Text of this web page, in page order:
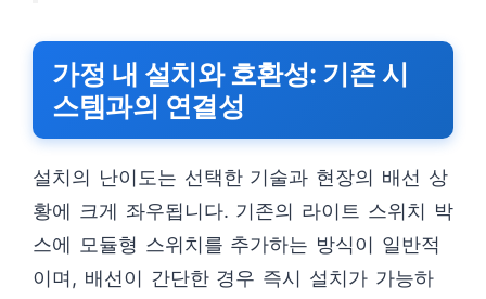
가정 내 설치와 호환성: 기존 시
스템과의 연결성
설치의 난이도는 선택한 기술과 현장의 배선 상
황에 크게 좌우됩니다. 기존의 라이트 스위치 박
스에 모듈형 스위치를 추가하는 방식이 일반적
이며, 배선이 간단한 경우 즉시 설치가 가능하